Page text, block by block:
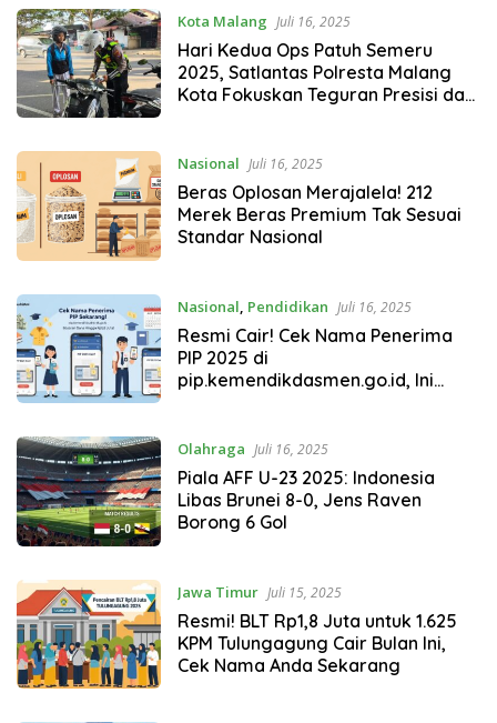
Kota Malang Juli 16, 2025
Hari Kedua Ops Patuh Semeru
2025, Satlantas Polresta Malang
Kota Fokuskan Teguran Presisi dan
Nasional Juli 16, 2025
Beras Oplosan Merajalela! 212
Merek Beras Premium Tak Sesuai
Standar Nasional
Nasional, Pendidikan Juli 16, 2025
Resmi Cair! Cek Nama Penerima
PIP 2025 di
pip.kemendikdasmen.go.id, Ini
Olahraga Juli 16, 2025
Piala AFF U-23 2025: Indonesia
Libas Brunei 8-0, Jens Raven
Borong 6 Gol
Jawa Timur Juli 15, 2025
Resmi! BLT Rp1,8 Juta untuk 1.625
KPM Tulungagung Cair Bulan Ini,
Cek Nama Anda Sekarang